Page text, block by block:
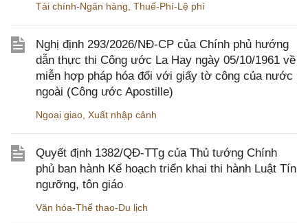
Tài chính-Ngân hàng, Thuế-Phí-Lệ phí
Nghị định 293/2026/NĐ-CP của Chính phủ hướng
dẫn thực thi Công ước La Hay ngày 05/10/1961 về
miễn hợp pháp hóa đối với giấy tờ công của nước
ngoài (Công ước Apostille)
Ngoại giao, Xuất nhập cảnh
Quyết định 1382/QĐ-TTg của Thủ tướng Chính
phủ ban hành Kế hoạch triển khai thi hành Luật Tín
ngưỡng, tôn giáo
Văn hóa-Thể thao-Du lịch